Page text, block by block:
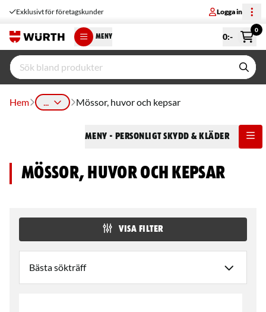
Exklusivt för företagskunder Logga in
MENY 0:-
0
Hem ... Mössor, huvor och kepsar
Meny - Personligt Skydd & Kläder
Mössor, huvor och kepsar
VISA FILTER